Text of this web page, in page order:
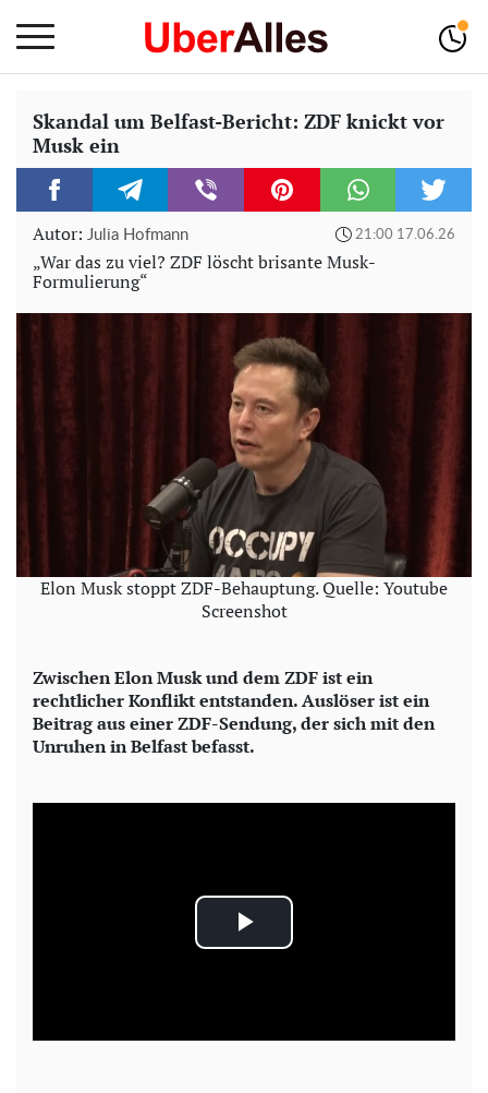
Skandal um Belfast-Bericht: ZDF knickt vor
Musk ein
Autor: Julia Hofmann 21:00 17.06.26
„War das zu viel? ZDF löscht brisante Musk-
Formulierung“
Elon Musk stoppt ZDF-Behauptung. Quelle: Youtube
Screenshot
Zwischen Elon Musk und dem ZDF ist ein
rechtlicher Konflikt entstanden. Auslöser ist ein
Beitrag aus einer ZDF-Sendung, der sich mit den
Unruhen in Belfast befasst.
P
a